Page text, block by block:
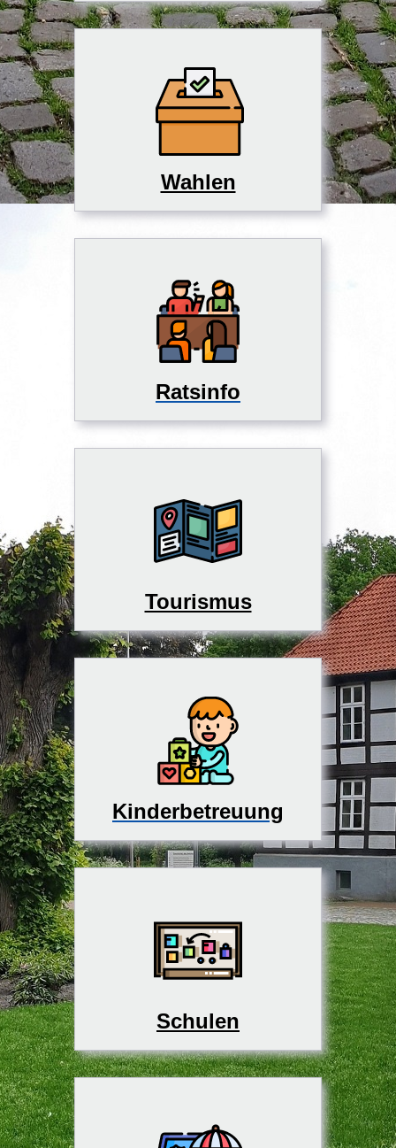
Wahlen
Ratsinfo
Tourismus
Kinderbetreuung
Schulen